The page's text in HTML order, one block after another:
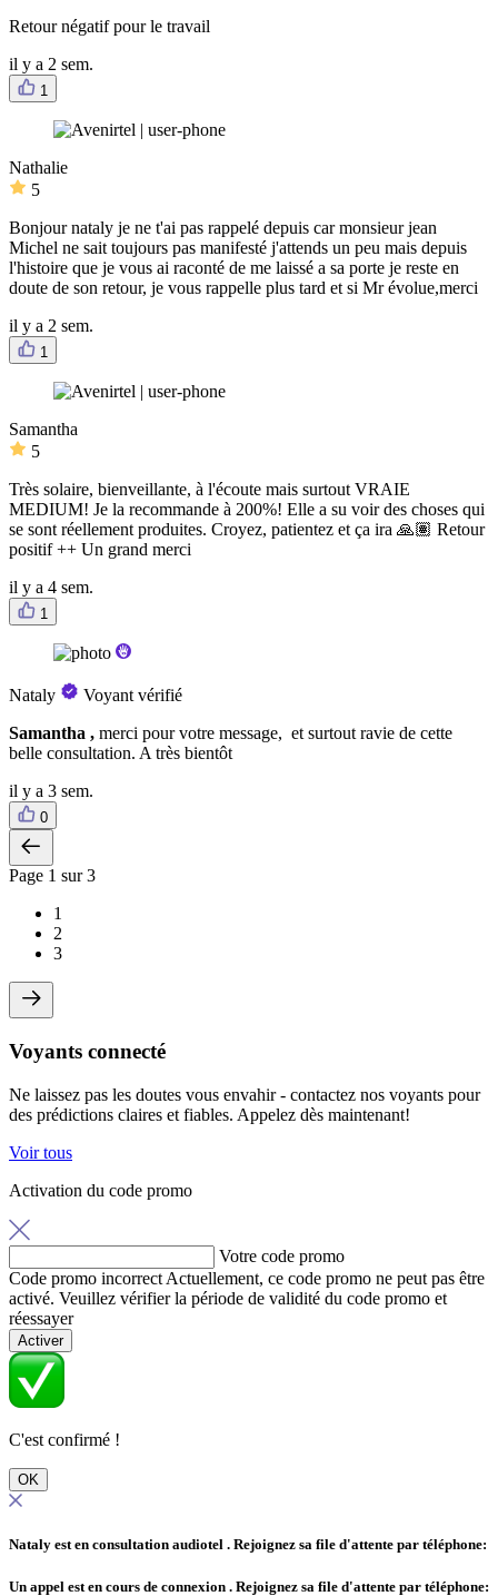
Retour négatif pour le travail
il y a 2 sem.
1
Nathalie
5
Bonjour nataly je ne t'ai pas rappelé depuis car monsieur jean
Michel ne sait toujours pas manifesté j'attends un peu mais depuis
l'histoire que je vous ai raconté de me laissé a sa porte je reste en
doute de son retour, je vous rappelle plus tard et si Mr évolue,merci
il y a 2 sem.
1
Samantha
5
Très solaire, bienveillante, à l'écoute mais surtout VRAIE
MEDIUM! Je la recommande à 200%! Elle a su voir des choses qui
se sont réellement produites. Croyez, patientez et ça ira 🙏🏽 Retour
positif ++ Un grand merci
il y a 4 sem.
1
Nataly
Voyant vérifié
Samantha , merci pour votre message, et surtout ravie de cette
belle consultation. A très bientôt
il y a 3 sem.
0
Page 1 sur 3
1
2
3
Voyants connecté
Ne laissez pas les doutes vous envahir - contactez nos voyants pour
des prédictions claires et fiables. Appelez dès maintenant!
Voir tous
Activation du code promo
Votre code promo
Code promo incorrect Actuellement, ce code promo ne peut pas être
activé. Veuillez vérifier la période de validité du code promo et
réessayer
Activer
C'est confirmé !
OK
Nataly est en consultation audiotel . Rejoignez sa file d'attente par téléphone:
Un appel est en cours de connexion . Rejoignez sa file d'attente par téléphone: